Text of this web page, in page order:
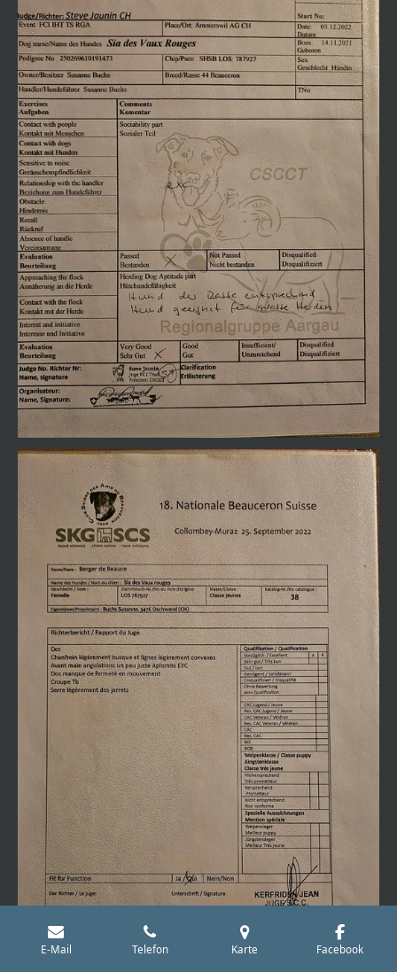
E-Mail Telefon Karte Facebook